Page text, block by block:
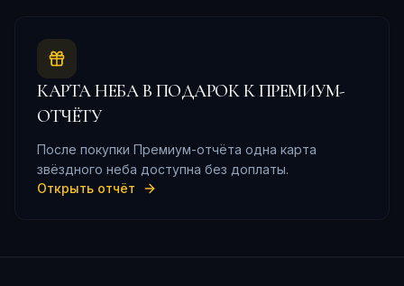
КАРТА НЕБА В ПОДАРОК К ПРЕМИУМ-
ОТЧЁТУ
После покупки Премиум-отчёта одна карта
звёздного неба доступна без доплаты.
Открыть отчёт